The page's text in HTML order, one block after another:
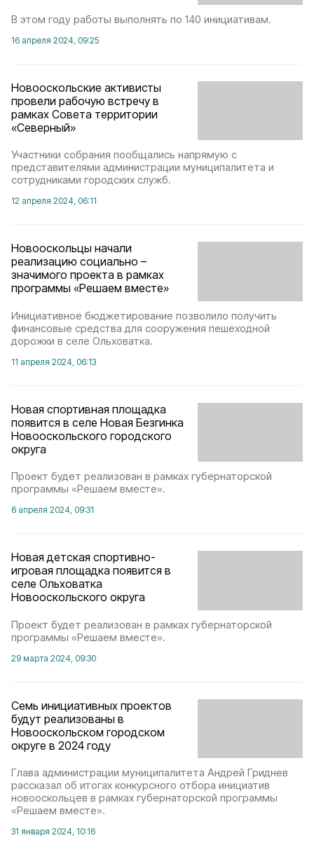
В этом году работы выполнять по 140 инициативам.
16 апреля 2024, 09:25
Новооскольские активисты
провели рабочую встречу в
рамках Совета территории
«Северный»
Участники собрания пообщались напрямую с
представителями администрации муниципалитета и
сотрудниками городских служб.
12 апреля 2024, 06:11
Новооскольцы начали
реализацию социально –
значимого проекта в рамках
программы «Решаем вместе»
Инициативное бюджетирование позволило получить
финансовые средства для сооружения пешеходной
дорожки в селе Ольховатка.
11 апреля 2024, 06:13
Новая спортивная площадка
появится в селе Новая Безгинка
Новооскольского городского
округа
Проект будет реализован в рамках губернаторской
программы «Решаем вместе».
6 апреля 2024, 09:31
Новая детская спортивно-
игровая площадка появится в
селе Ольховатка
Новооскольского округа
Проект будет реализован в рамках губернаторской
программы «Решаем вместе».
29 марта 2024, 09:30
Семь инициативных проектов
будут реализованы в
Новооскольском городском
округе в 2024 году
Глава администрации муниципалитета Андрей Гриднев
рассказал об итогах конкурсного отбора инициатив
новооскольцев в рамках губернаторской программы
«Решаем вместе».
31 января 2024, 10:16